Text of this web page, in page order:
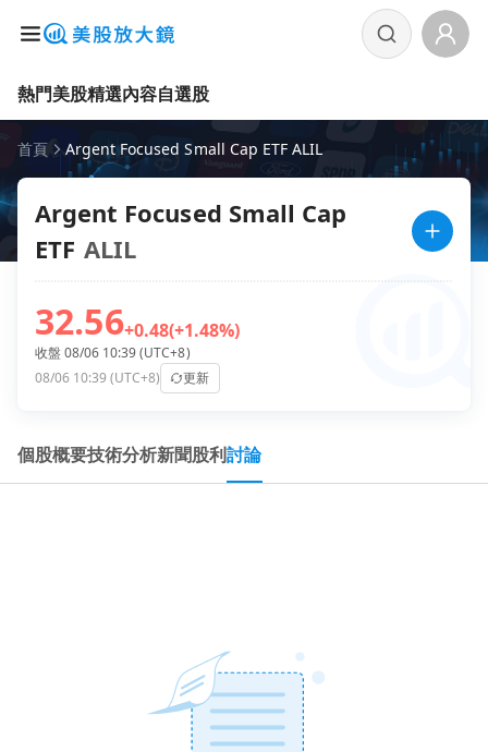
熱門美股精選內容自選股
首頁 Argent Focused Small Cap ETF ALIL
Argent Focused Small Cap
ETF ALIL
32.56+0.48(+1.48%)
收盤 08/06 10:39 (UTC+8)
08/06 10:39 (UTC+8)
更新
個股概要技術分析新聞股利討論